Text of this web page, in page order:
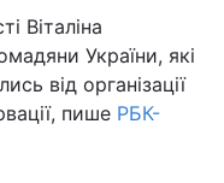
Віталіна
України, які
від організації
пише РБК-